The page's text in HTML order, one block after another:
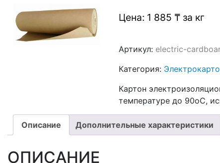
Цена: 1 885 ₸ за кг
Артикул: electric-
Категория:
Картон
температуре до 90oC,
Описание Дополнительные характеристики
ОПИСАНИЕ